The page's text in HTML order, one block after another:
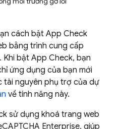
cách bật App Check
bằng trình cung cấp
Khi bật App Check, bạn
ứng dụng của bạn mới
nguyên phụ trợ của dự
về tính năng này.
sử dụng khoá trang web
Enterprise, giúp